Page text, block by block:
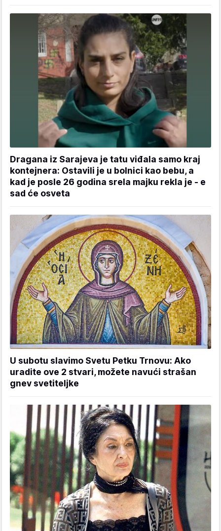
Dragana iz Sarajeva je tatu viđala samo kraj
kontejnera: Ostavili je u bolnici kao bebu, a
kad je posle 26 godina srela majku rekla je - e
sad će osveta
U subotu slavimo Svetu Petku Trnovu: Ako
uradite ove 2 stvari, možete navući strašan
gnev svetiteljke